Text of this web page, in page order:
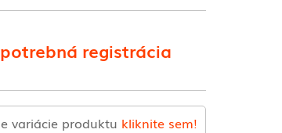
registrácia
variácie produktu kliknite sem!